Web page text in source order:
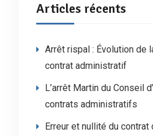
Articles récents
Arrêt rispal : Évolution de
contrat administratif
L’arrêt Martin du Conseil
contrats administratifs
Erreur et nullité du contrat